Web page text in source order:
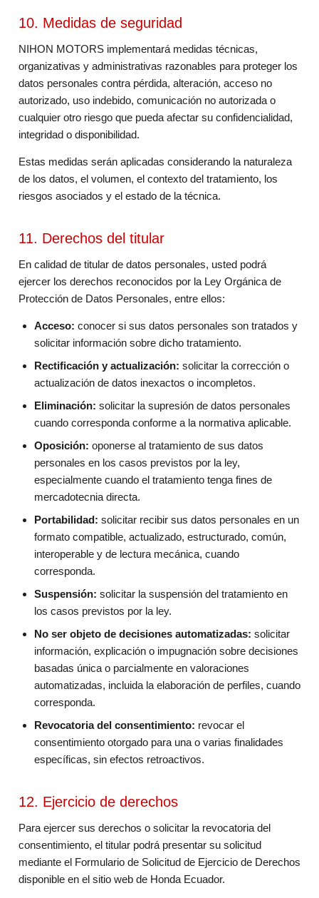
10. Medidas de seguridad
NIHON MOTORS implementará medidas técnicas,
organizativas y administrativas razonables para proteger los
datos personales contra pérdida, alteración, acceso no
autorizado, uso indebido, comunicación no autorizada o
cualquier otro riesgo que pueda afectar su confidencialidad,
integridad o disponibilidad.
Estas medidas serán aplicadas considerando la naturaleza
de los datos, el volumen, el contexto del tratamiento, los
riesgos asociados y el estado de la técnica.
11. Derechos del titular
En calidad de titular de datos personales, usted podrá
ejercer los derechos reconocidos por la Ley Orgánica de
Protección de Datos Personales, entre ellos:
Acceso: conocer si sus datos personales son tratados y
solicitar información sobre dicho tratamiento.
Rectificación y actualización: solicitar la corrección o
actualización de datos inexactos o incompletos.
Eliminación: solicitar la supresión de datos personales
cuando corresponda conforme a la normativa aplicable.
Oposición: oponerse al tratamiento de sus datos
personales en los casos previstos por la ley,
especialmente cuando el tratamiento tenga fines de
mercadotecnia directa.
Portabilidad: solicitar recibir sus datos personales en un
formato compatible, actualizado, estructurado, común,
interoperable y de lectura mecánica, cuando
corresponda.
Suspensión: solicitar la suspensión del tratamiento en
los casos previstos por la ley.
No ser objeto de decisiones automatizadas: solicitar
información, explicación o impugnación sobre decisiones
basadas única o parcialmente en valoraciones
automatizadas, incluida la elaboración de perfiles, cuando
corresponda.
Revocatoria del consentimiento: revocar el
consentimiento otorgado para una o varias finalidades
específicas, sin efectos retroactivos.
12. Ejercicio de derechos
Para ejercer sus derechos o solicitar la revocatoria del
consentimiento, el titular podrá presentar su solicitud
mediante el Formulario de Solicitud de Ejercicio de Derechos
disponible en el sitio web de Honda Ecuador.